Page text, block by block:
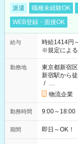
派遣 職種未経験OK
WEB登録・面接OK
給与
時給1414
※規定による
勤務地
東京都新宿区
新宿駅から
/ …
物流企業
勤務時間 9:00～18:00
期間 即日～OK！